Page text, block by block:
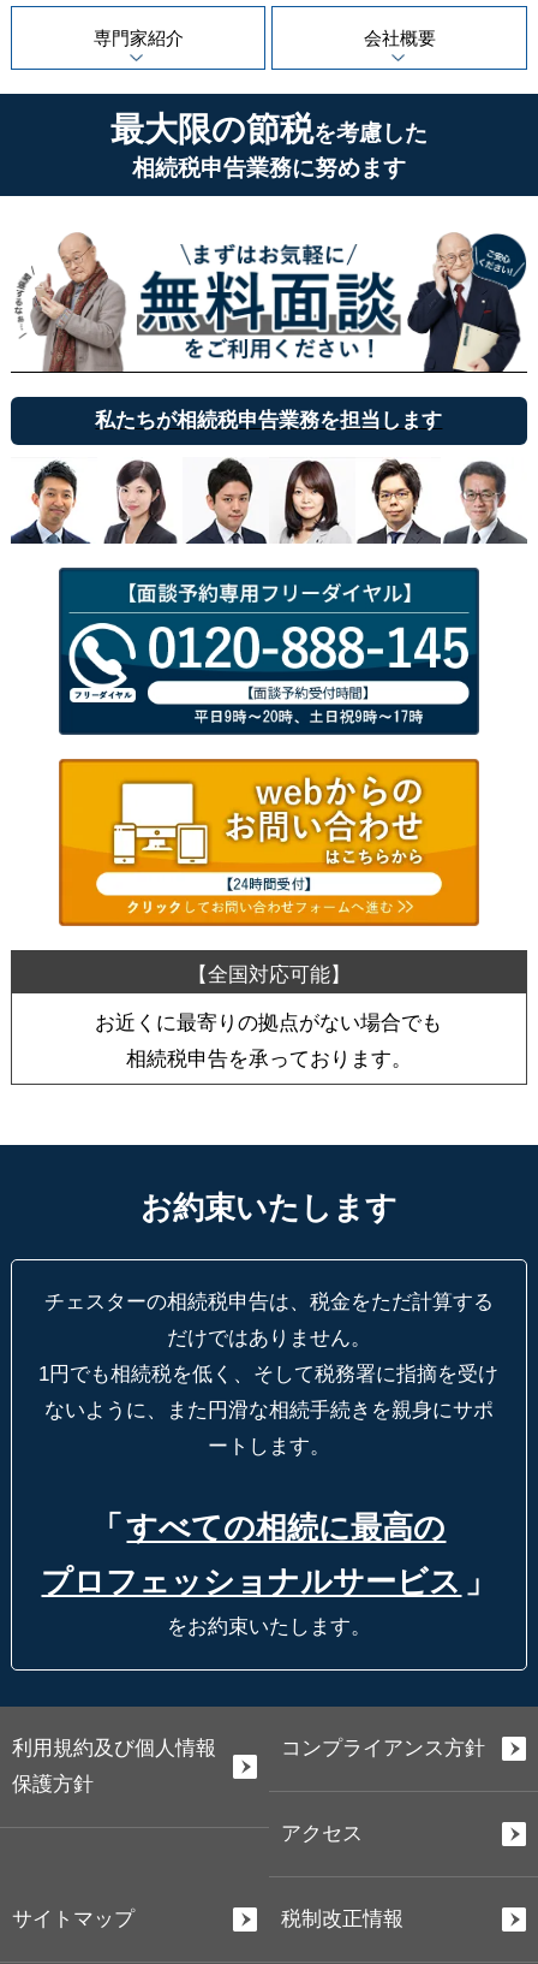
専門家紹介 会社概要
最大限の節税を考慮した
相続税申告業務に努めます
私たちが相続税申告業務を担当します
お近くに最寄りの拠点がない場合でも
相続税申告を承っております。
お約束いたします
チェスターの相続税申告は、税金をただ計算する
だけではありません。
1円でも相続税を低く、そして税務署に指摘を受け
ないように、
また円滑な相続手続きを親身にサポ
ートします。
「 すべての相続に最高の
プロフェッショナルサービス 」
をお約束いたします。
利用規約及び個人情報
保護方針
コンプライアンス方針
アクセス
サイトマップ 税制改正情報